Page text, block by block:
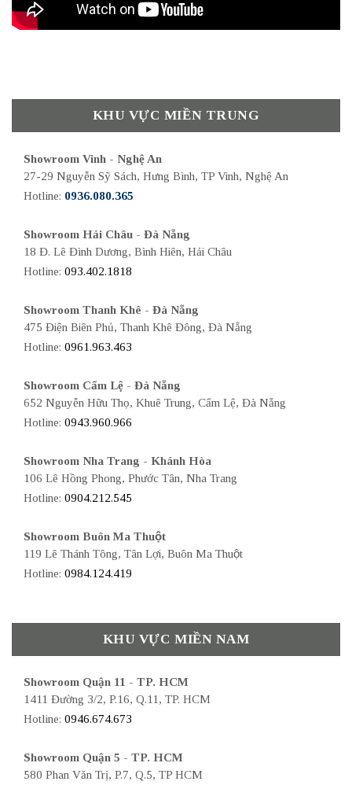
KHU VỰC MIỀN TRUNG
Showroom Vinh - Nghệ An
27-29 Nguyễn Sỹ Sách, Hưng Bình, TP Vinh, Nghệ An
Hotline: 0936.080.365
Showroom Hải Châu - Đà Nẵng
18 Đ. Lê Đình Dương, Bình Hiên, Hải Châu
Hotline: 093.402.1818
Showroom Thanh Khê - Đà Nẵng
475 Điện Biên Phủ, Thanh Khê Đông, Đà Nẵng
Hotline: 0961.963.463
Showroom Cẩm Lệ - Đà Nẵng
652 Nguyễn Hữu Thọ, Khuê Trung, Cẩm Lệ, Đà Nẵng
Hotline: 0943.960.966
Showroom Nha Trang - Khánh Hòa
106 Lê Hồng Phong, Phước Tân, Nha Trang
Hotline: 0904.212.545
Showroom Buôn Ma Thuột
119 Lê Thánh Tông, Tân Lợi, Buôn Ma Thuột
Hotline: 0984.124.419
KHU VỰC MIỀN NAM
Showroom Quận 11 - TP. HCM
1411 Đường 3/2, P.16, Q.11, TP. HCM
Hotline: 0946.674.673
Showroom Quận 5 - TP. HCM
580 Phan Văn Trị, P.7, Q.5, TP HCM